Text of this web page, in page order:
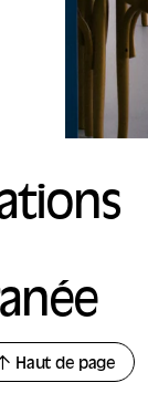
Haut de page